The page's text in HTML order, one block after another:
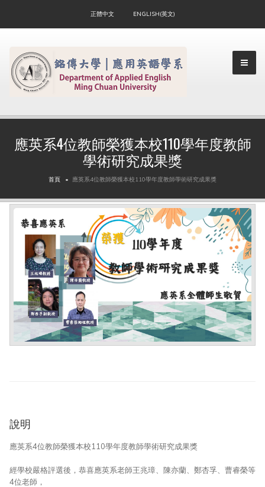
正體中文 ENGLISH(英文)
▼
▼
▼
▼
▼
應英系4位教師榮獲本校110學年度教師
學術研究成果獎
首頁 應英系4位教師榮獲本校110學年度教師學術研究成果獎
說明
應英系4位教師榮獲本校110學年度教師學術研究成果獎
經學校嚴格評選後，恭喜應英系老師王兆璋、陳亦蘭、鄭杏孚、曹睿榮等
4位老師，